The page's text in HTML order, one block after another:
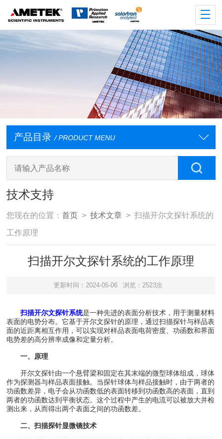
产品目录 / PRODUCT MENU
技术支持
您现在的位置：首页 >技术文章 > 扫描开尔文探针系统的
工作原理
扫描开尔文探针系统的工作原理
更新时间：2024-05-06 浏览：2523次
扫描开尔文探针系统是一种先进的表面分析技术，用于测量材料
表面的电势分布。它基于开尔文探针的原理，通过扫描探针与样品表
面的近距离相互作用，可以实现对样品表面电荷密度、功函数和界面
电势差的高分辨率成像和定量分析。
一、原理
开尔文探针由一个悬臂梁和固定在其末端的微型球体组成，球体
作为探测器与样品表面接触。当探针球体与样品接触时，由于两者的
功函数差异，电子会从功函数低的表面转移到功函数高的表面，直到
两者的功函数达到平衡状态。这个过程中产生的电流可以被放大并检
测出来，从而得出两个表面之间的功函数差。
二、扫描探针显微镜技术